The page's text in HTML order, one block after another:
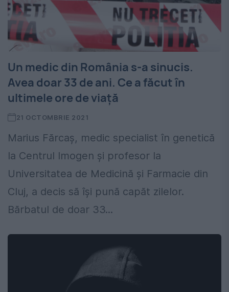
Un medic din România s-a sinucis.
Avea doar 33 de ani. Ce a făcut în
ultimele ore de viață
21 OCTOMBRIE 2021
Marius Fărcaș, medic specialist în genetică
la Centrul Imogen și profesor la
Universitatea de Medicină și Farmacie din
Cluj, a decis să își pună capăt zilelor.
Bărbatul de doar 33...